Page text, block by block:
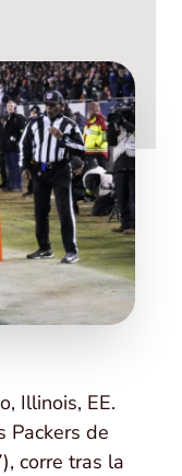
Illinois, EE.
Packers de
corre tras la